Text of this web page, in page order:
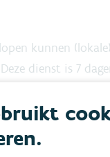
kunnen
dienst is 7
ter plaatse.